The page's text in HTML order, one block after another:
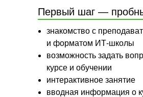
знакомство с
и форматом ИТ-школы
возможность задать
курсе и обучении
интерактивное занятие
вводная информация о
Первый шаг —